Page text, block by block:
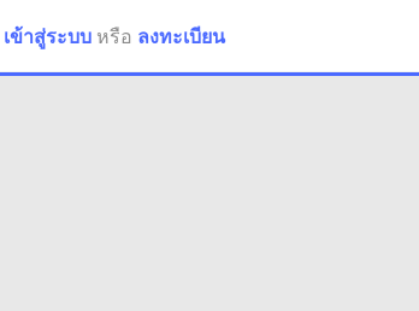
เข้าสู่ระบบ หรือ ลงทะเบียน